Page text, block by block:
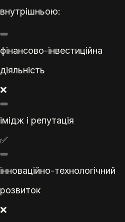
внутрішньою:
фінансово-інвестиційна
діяльність
❌
імідж і репутація
✅
інноваційно-технологічний
розвиток
❌